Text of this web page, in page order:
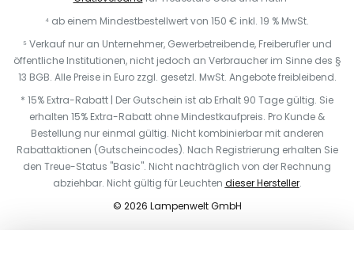
⁴ ab einem Mindestbestellwert von 150 € inkl. 19 % MwSt.
⁵ Verkauf nur an Unternehmer, Gewerbetreibende, Freiberufler und
öffentliche Institutionen, nicht jedoch an Verbraucher im Sinne des §
13 BGB. Alle Preise in Euro zzgl. gesetzl. MwSt. Angebote freibleibend.
* 15% Extra-Rabatt | Der Gutschein ist ab Erhalt 90 Tage gültig. Sie
erhalten 15% Extra-Rabatt ohne Mindestkaufpreis. Pro Kunde &
Bestellung nur einmal gültig. Nicht kombinierbar mit anderen
Rabattaktionen (Gutscheincodes). Nach Registrierung erhalten Sie
den Treue-Status "Basic". Nicht nachträglich von der Rechnung
abziehbar. Nicht gültig für Leuchten dieser Hersteller.
© 2026 Lampenwelt GmbH